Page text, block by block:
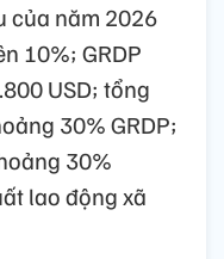
của năm 2026
10%; GRDP
USD; tổng
30% GRDP;
30%
lao động xã